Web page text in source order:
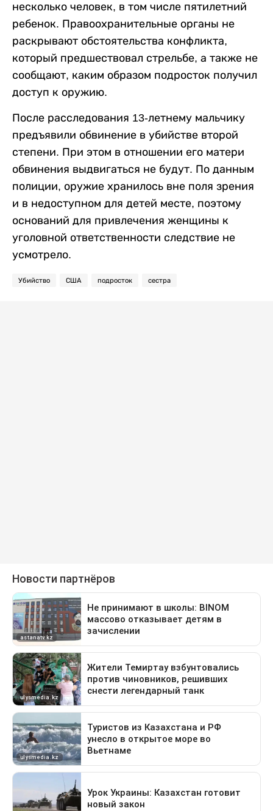
несколько человек, в том числе пятилетний
ребенок. Правоохранительные органы не
раскрывают обстоятельства конфликта,
который предшествовал стрельбе, а также не
сообщают, каким образом подросток получил
доступ к оружию.
После расследования 13-летнему мальчику
предъявили обвинение в убийстве второй
степени. При этом в отношении его матери
обвинения выдвигаться не будут. По данным
полиции, оружие хранилось вне поля зрения
и в недоступном для детей месте, поэтому
оснований для привлечения женщины к
уголовной ответственности следствие не
усмотрело.
Убийство США подросток сестра